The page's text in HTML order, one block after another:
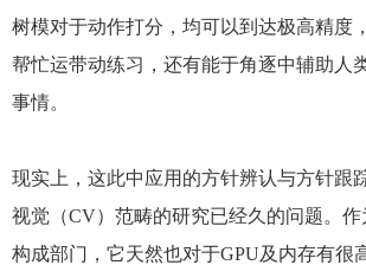
树模对于动作打分，均可以到达极高精度
帮忙运带动练习，还有能于角逐中辅助人
事情。
现实上，这此中应用的方针辨认与方针跟
视觉（CV）范畴的研究已经久的问题。
构成部门，它天然也对于GPU及内存有很